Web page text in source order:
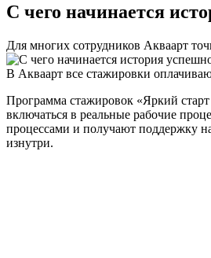
С чего начинается
Для многих сотрудников Акваарт
В Акваарт все стажировки
Программа стажировок «Яркий
включаться в реальные рабочие
процессами и получают поддержку
изнутри.